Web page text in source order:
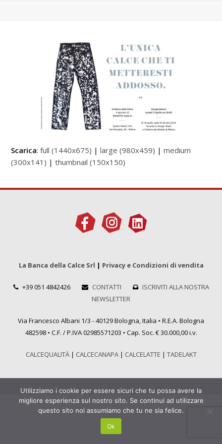
Scarica:full (1440x675) |large (980x459) |medium
(300x141) |thumbnail (150x150)
La Banca della Calce Srl | Privacy e Condizioni di vendita
+39 051 4842426 CONTATTI
ISCRIVITI ALLA NOSTRA
NEWSLETTER
Via Francesco Albani 1/3 - 40129 Bologna, Italia • R.E.A. Bologna
482598 • C.F. / P.IVA 02985571203 • Cap. Soc. € 30.000,00 i.v.
CALCEQUALITÀ| CALCECANAPA| CALCELATTE | TADELAKT
Utilizziamo i cookie per essere sicuri che tu possa avere la
migliore esperienza sul nostro sito. Se continui ad utilizzare
questo sito noi assumiamo che tu ne sia felice.
Ok